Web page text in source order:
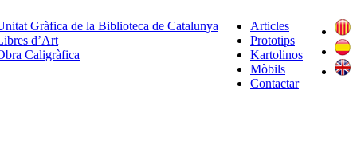
Articles
Prototips
Kartolinos
Mòbils
Contactar
Gràfica de la Biblioteca de Catalunya
d’Art
Caligràfica